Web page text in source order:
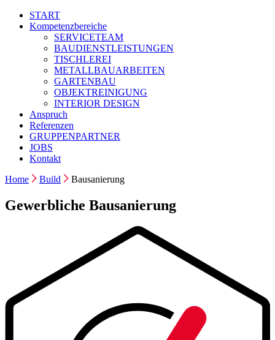
START
Kompetenzbereiche
SERVICETEAM
BAUDIENSTLEISTUNGEN
TISCHLEREI
METALLBAUARBEITEN
GARTENBAU
OBJEKTREINIGUNG
INTERIOR DESIGN
Anspruch
Referenzen
GRUPPENPARTNER
JOBS
Kontakt
Home
Build Bausanierung
Gewerbliche Bausanierung